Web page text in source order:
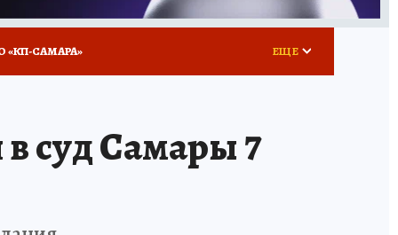
«КП-САМАРА»
ДЕНЬ ПОБЕДЫ В САМАРЕ 2025
ЕЩЕ
суд Самары 7